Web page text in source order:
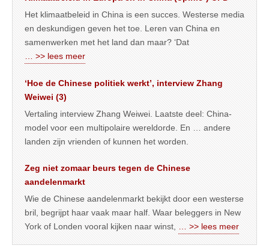
Het klimaatbeleid in China is een succes. Westerse media
en deskundigen geven het toe. Leren van China en
samenwerken met het land dan maar? ‘Dat
… >> lees meer
‘Hoe de Chinese politiek werkt’, interview Zhang
Weiwei (3)
Vertaling interview Zhang Weiwei. Laatste deel: China-
model voor een multipolaire wereldorde. En … andere
landen zijn vrienden of kunnen het worden.
Zeg niet zomaar beurs tegen de Chinese
aandelenmarkt
Wie de Chinese aandelenmarkt bekijkt door een westerse
bril, begrijpt haar vaak maar half. Waar beleggers in New
York of Londen vooral kijken naar winst,
… >> lees meer